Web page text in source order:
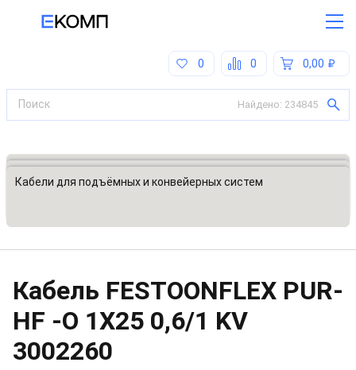
0,00
0
0
Найдено: 234845
Все категории
Кабели, кабельные сборки
Кабели для подъёмных и конвейерных систем
Кабель FESTOONFLEX PUR-
HF -O 1X25 0,6/1 KV
3002260